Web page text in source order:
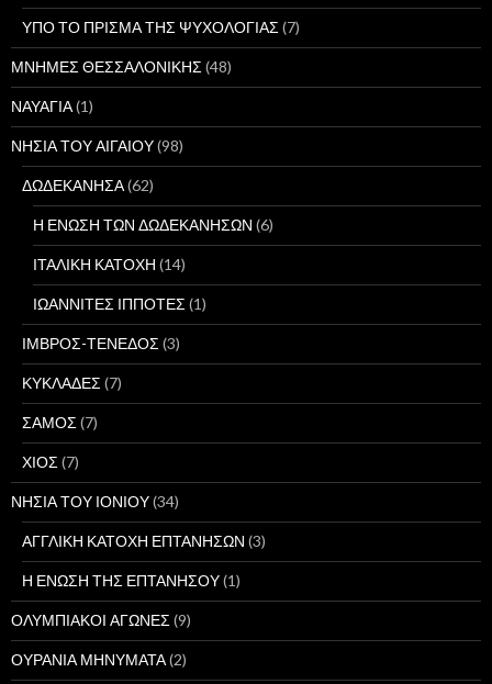
ΥΠΟ ΤΟ ΠΡΙΣΜΑ ΤΗΣ ΨΥΧΟΛΟΓΙΑΣ (7)
ΜΝΗΜΕΣ ΘΕΣΣΑΛΟΝΙΚΗΣ (48)
ΝΑΥΑΓΙΑ(1)
ΝΗΣΙΑ ΤΟΥ ΑΙΓΑΙΟΥ(98)
ΔΩΔΕΚΑΝΗΣΑ(62)
Η ΕΝΩΣΗ ΤΩΝ ΔΩΔΕΚΑΝΗΣΩΝ (6)
ΙΤΑΛΙΚΗ ΚΑΤΟΧΗ (14)
ΙΩΑΝΝΙΤΕΣ ΙΠΠΟΤΕΣ (1)
ΙΜΒΡΟΣ-ΤΕΝΕΔΟΣ (3)
ΚΥΚΛΑΔΕΣ (7)
ΣΑΜΟΣ (7)
ΧΙΟΣ (7)
ΝΗΣΙΑ ΤΟΥ ΙΟΝΙΟΥ(34)
ΑΓΓΛΙΚΗ ΚΑΤΟΧΗ ΕΠΤΑΝΗΣΩΝ (3)
Η ΕΝΩΣΗ ΤΗΣ ΕΠΤΑΝΗΣΟΥ(1)
ΟΛΥΜΠΙΑΚΟΙ ΑΓΩΝΕΣ (9)
ΟΥΡΑΝΙΑ ΜΗΝΥΜΑΤΑ(2)